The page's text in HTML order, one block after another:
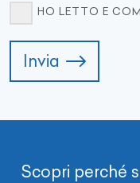
HO LETTO E
Invia
Scopri perché